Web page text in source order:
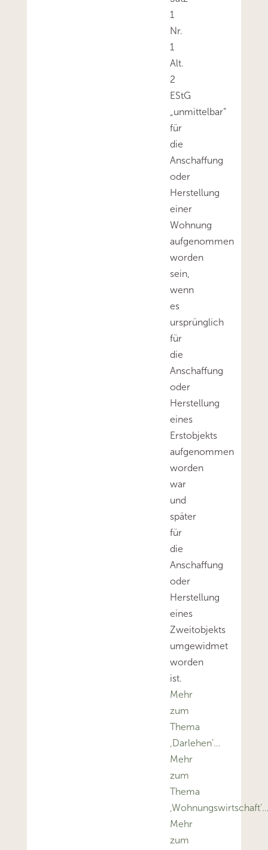
1
Nr.
1
Alt.
2
EStG
„unmittelbar“
für
die
Anschaffung
oder
Herstellung
einer
Wohnung
aufgenommen
worden
sein,
wenn
es
ursprünglich
für
die
Anschaffung
oder
Herstellung
eines
Erstobjekts
aufgenommen
worden
war
und
später
für
die
Anschaffung
oder
Herstellung
eines
Zweitobjekts
umgewidmet
worden
ist.
Mehr
zum
Thema
‚Darlehen’…
Mehr
zum
Thema
‚Wohnungswirtschaft’…
Mehr
zum